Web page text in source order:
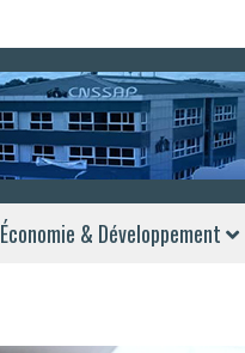
Économie & Développement